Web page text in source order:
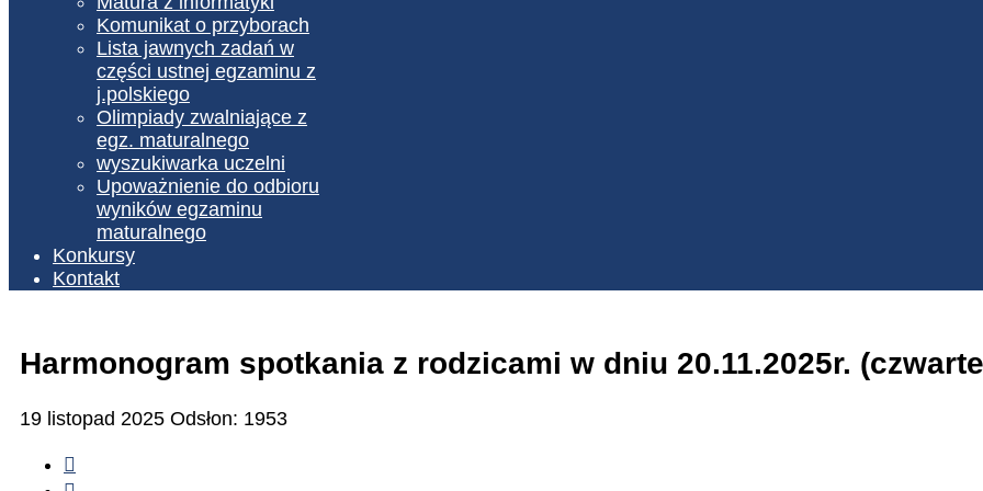
Komunikat o przyborach
Lista jawnych zadań w
części ustnej egzaminu z
j.polskiego
Olimpiady zwalniające z
egz. maturalnego
wyszukiwarka uczelni
Upoważnienie do odbioru
wyników egzaminu
maturalnego
Konkursy
Kontakt
Harmonogram spotkania z rodzicami w dniu 20.11.2025r.
19 listopad 2025 Odsłon: 1953